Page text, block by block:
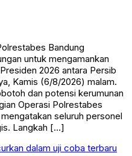
Bandung
untuk mengamankan
2026 antara Persib
Kamis (6/8/2026) malam.
dan potensi kerumunan
Operasi Polrestabes
seluruh personel
Langkah […]